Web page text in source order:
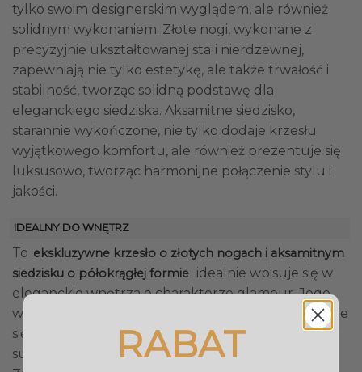
tylko swoim designerskim wyglądem, ale również
solidnym wykonaniem. Złote nogi, wykonane z
precyzyjnie ukształtowanej stali nierdzewnej,
zapewniają nie tylko estetykę, ale także trwałość i
stabilność, tworząc solidną podstawę dla
eleganckiego siedziska. Aksamitne siedzisko,
starannie wykończone, nie tylko dodaje krzesłu
wyjątkowego komfortu, ale również prezentuje się
luksusowo, tworząc harmonijne połączenie stylu i
jakości.
IDEALNY DO WNĘTRZ
To ekskluzywne krzesło o złotych nogach i aksamitnym
siedzisku o półokrągłej formie idealnie wpisuje się w
eleganckie wnętrza o charakterze glamour. Jego
wyjątkowy design sprawia, że doskonale komponuje
się z nowoczesnymi aranżacjami, dodając im
subtelnego uroku i luksusowego wydźwięku.
RABAT